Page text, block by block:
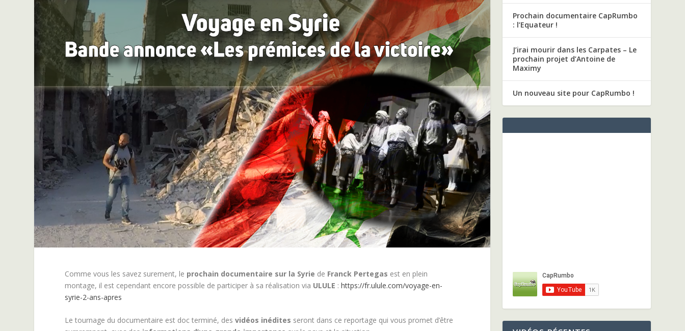
Comme vous les savez surement, le prochain documentaire sur la Syrie de Franck Pertegas est en plein
montage, il est cependant encore possible de participer à sa réalisation via ULULE :https://fr.ulule.com/voyage-en-
syrie-2-ans-apres
Le tournage du documentaire est doc terminé, desvidéos inédites seront dans ce reportage qui vous promet d’être
Prochain documentaire CapRumbo
: l’Equateur !
J’irai mourir dans les Carpates – Le
prochain projet d’Antoine de
Maximy
Un nouveau site pour CapRumbo !